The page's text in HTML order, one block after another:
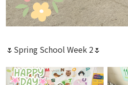
🌷Spring School Week 2🌷